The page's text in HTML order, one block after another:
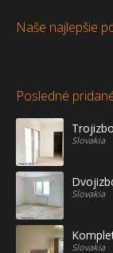
Naše najlepšie
Posledné
Slovakia
Slovakia
Slovakia